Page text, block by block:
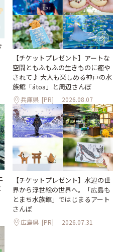
【チケットプレゼント】アートな
空間ともふもふの生きものに癒や
されて♪ 大人も楽しめる神戸の水
族館「átoa」と周辺さんぽ
兵庫県 [PR] 2026.08.07
【チケットプレゼント】水辺の世
界から浮世絵の世界へ。「広島も
とまち水族館」ではじまるアート
さんぽ
広島県 [PR] 2026.07.31